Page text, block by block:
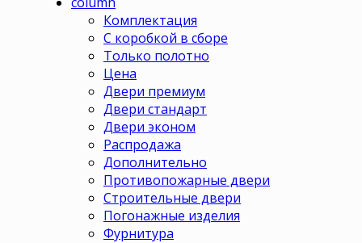
Комплектация
С коробкой в сборе
Только полотно
Цена
Двери премиум
Двери стандарт
Двери эконом
Распродажа
Дополнительно
Противопожарные двери
Строительные двери
Погонажные изделия
Фурнитура